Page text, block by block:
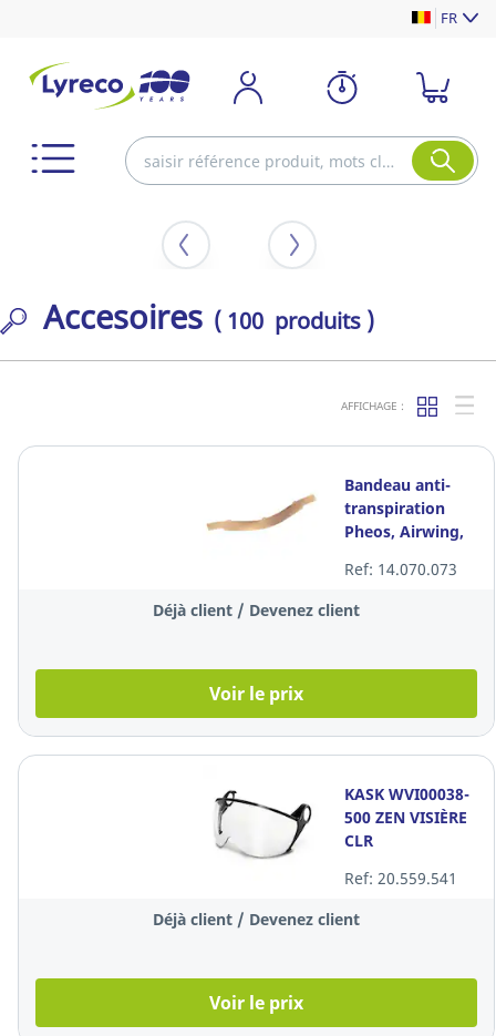
FR
Accesoires ( 100 produits )
AFFICHAGE :
Bandeau anti-
transpiration
Pheos, Airwing,
Uvex 9760.005, la
pièce
Ref: 14.070.073
Déjà client / Devenez client
Voir le prix
KASK WVI00038-
500 ZEN VISIÈRE
CLR
Ref: 20.559.541
Déjà client / Devenez client
Voir le prix